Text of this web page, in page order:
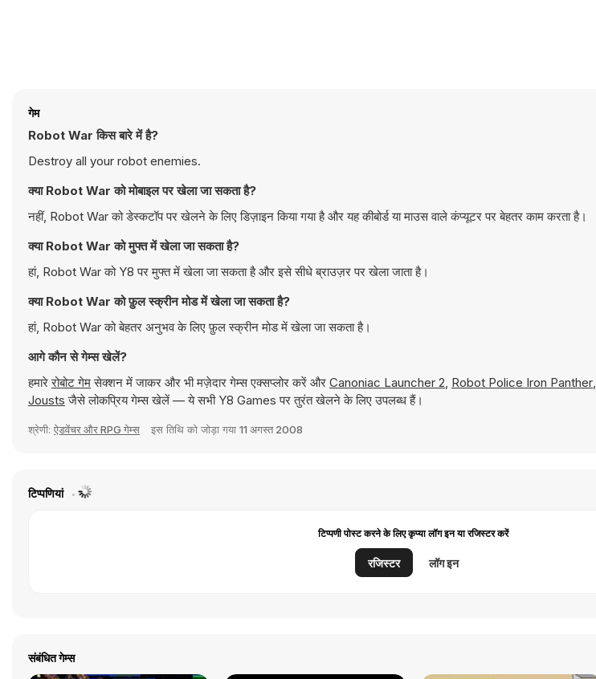
गेम
Robot War किस बारे में है?
Destroy all your robot enemies.
क्या Robot War को मोबाइल पर खेला जा सकता है?
नहीं, Robot War को डेस्कटॉप पर खेलने के लिए डिज़ाइन किया गया है और यह कीबोर्ड या माउस वाले कंप्यूटर पर बेहतर काम करता है।
क्या Robot War को मुफ्त में खेला जा सकता है?
हां, Robot War को Y8 पर मुफ्त में खेला जा सकता है और इसे सीधे ब्राउज़र पर खेला जाता है।
क्या Robot War को फ़ुल स्क्रीन मोड में खेला जा सकता है?
हां, Robot War को बेहतर अनुभव के लिए फ़ुल स्क्रीन मोड में खेला जा सकता है।
आगे कौन से गेम्स खेलें?
हमारेरोबोट गेमसेक्शन में जाकर और भी मज़ेदार गेम्स एक्सप्लोर करें और Canoniac Launcher 2, Robot Police Iron Panther,
Jousts जैसे लोकप्रिय गेम्स खेलें — ये सभी Y8 Games पर तुरंत खेलने के लिए उपलब्ध हैं।
श्रेणी: ऐडवेंचर और RPG गेम्स इस तिथि को जोड़ा गया 11 अगस्त 2008
टिप्पणियां
टिप्पणी पोस्ट करने के लिए कृप्या लॉग इन या रजिस्टर करें
रजिस्टर लॉग इन
संबंधित गेम्स